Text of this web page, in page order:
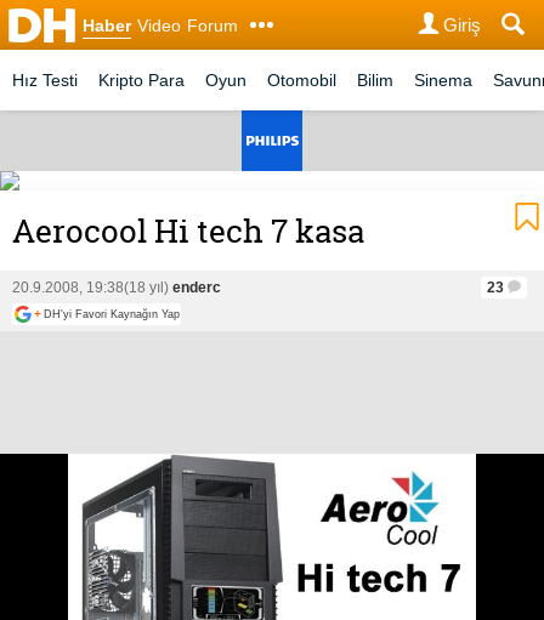
Haber Video Forum Giriş
Hız Testi Kripto Para Oyun Otomobil Bilim Sinema
Aerocool Hi tech 7 kasa
20.9.2008, 19:38(18 yıl) enderc 23
+ DH'yi Favori Kaynağın Yap